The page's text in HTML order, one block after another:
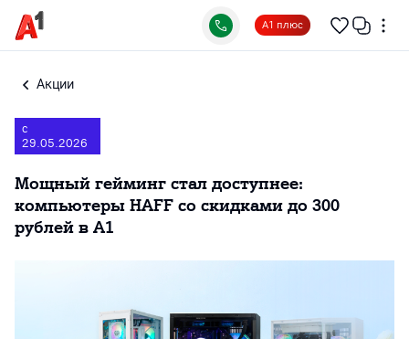
А1 плюс
Акции
с
29.05.2026
Мощный гейминг стал доступнее:
компьютеры HAFF со скидками до 300
рублей в А1